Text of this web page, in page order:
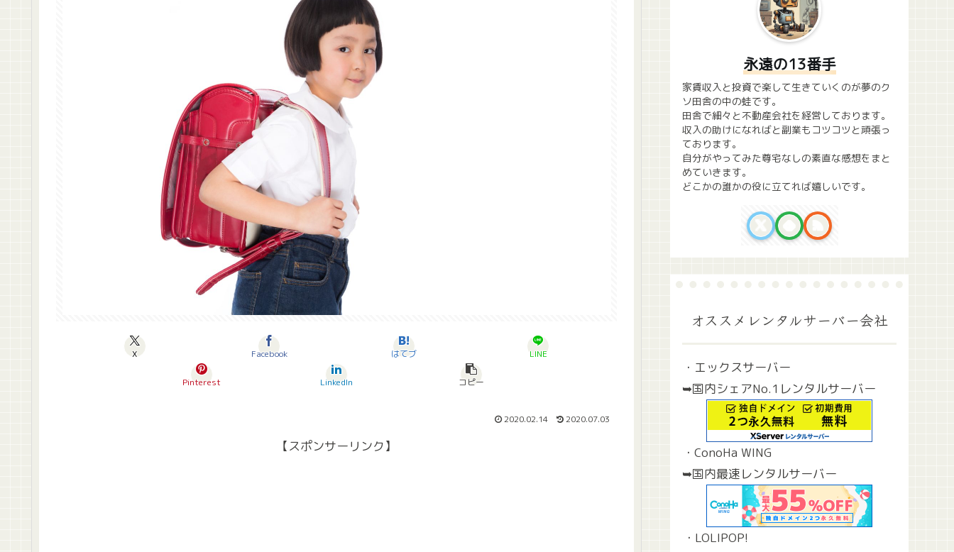
X Facebook はてブ LINE
Pinterest LinkedIn コピー
2020.02.14 2020.07.03
【スポンサーリンク】
永遠の13番手
家賃収入と投資で楽して生きていくのが夢のク
ソ田舎の中の蛙です。
田舎で細々と不動産会社を経営しております。
収入の助けになればと副業もコツコツと頑張っ
ております。
自分がやってみた尊宅なしの素直な感想をまと
めていきます。
どこかの誰かの役に立てれば嬉しいです。
オススメレンタルサーバー会社
・エックスサーバー
➥国内シェアNo.1レンタルサーバー
・ConoHa WING
➥国内最速レンタルサーバー
・LOLIPOP!